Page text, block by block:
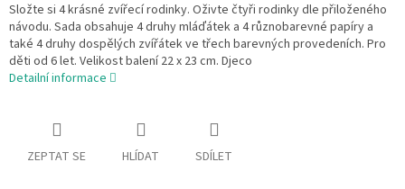
Složte si 4 krásné zvířecí rodinky. Oživte čtyři rodinky dle přiloženého
návodu. Sada obsahuje 4 druhy mláďátek a 4 různobarevné papíry a
také 4 druhy dospělých zvířátek ve třech barevných provedeních. Pro
děti od 6 let. Velikost balení 22 x 23 cm. Djeco
Detailní informace
ZEPTAT SE HLÍDAT SDÍLET